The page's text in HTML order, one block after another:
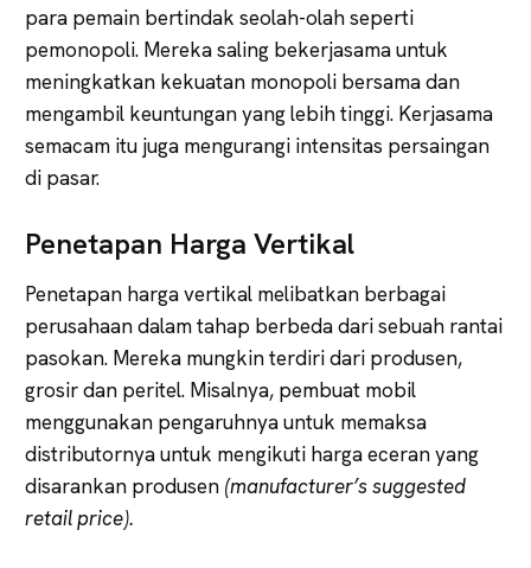
para pemain bertindak seolah-olah seperti
pemonopoli. Mereka saling bekerjasama untuk
meningkatkan kekuatan monopoli bersama dan
mengambil keuntungan yang lebih tinggi. Kerjasama
semacam itu juga mengurangi intensitas persaingan
di pasar.
Penetapan Harga Vertikal
Penetapan harga vertikal melibatkan berbagai
perusahaan dalam tahap berbeda dari sebuah rantai
pasokan. Mereka mungkin terdiri dari produsen,
grosir dan peritel. Misalnya, pembuat mobil
menggunakan pengaruhnya untuk memaksa
distributornya untuk mengikuti harga eceran yang
disarankan produsen (manufacturer’s suggested
retail price).